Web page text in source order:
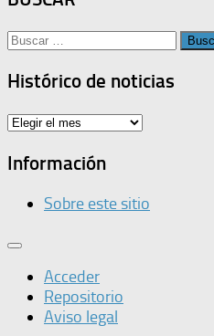
Buscar:
Histórico de noticias
Histórico
noticias
Información
Sobre este sitio
Acceder
Repositorio
Aviso legal